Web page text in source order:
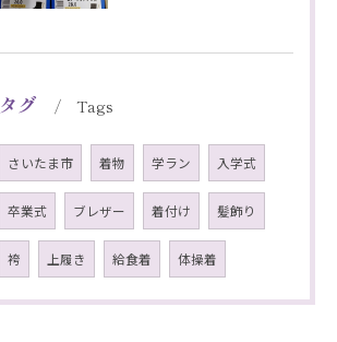
タグ Tags
さいたま市 着物 学ラン 入学式
卒業式 ブレザー 着付け 髪飾り
袴 上履き 給食着 体操着